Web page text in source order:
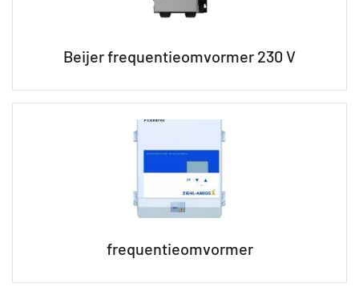
Beijer frequentieomvormer 230 V
frequentieomvormer